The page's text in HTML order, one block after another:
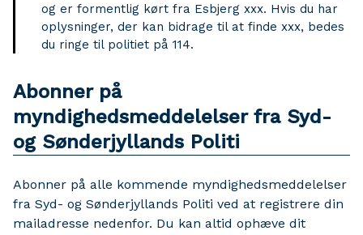
og er formentlig kørt fra Esbjerg xxx. Hvis du har
oplysninger, der kan bidrage til at finde xxx, bedes
du ringe til politiet på 114.
Abonner på
myndighedsmeddelelser fra Syd-
og Sønderjyllands Politi
Abonner på alle kommende myndighedsmeddelelser
fra Syd- og Sønderjyllands Politi ved at registrere din
mailadresse nedenfor. Du kan altid ophæve dit